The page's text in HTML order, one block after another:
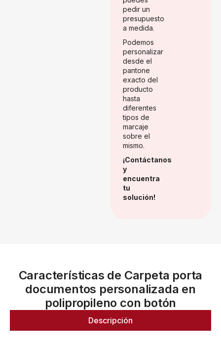
pedir un
presupuesto
a medida.
Podemos
personalizar
desde el
pantone
exacto del
producto
hasta
diferentes
tipos de
marcaje
sobre el
mismo.
¡Contáctanos
y
encuentra
tu
solución!
Características de Carpeta porta
documentos personalizada en
polipropileno con botón
Descripción